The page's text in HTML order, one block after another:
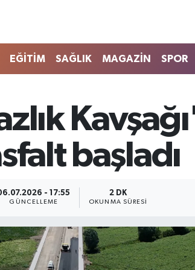
EĞİTİM SAĞLIK MAGAZİN SPOR
başladı
- 17:55
GÜNCELLEME
2 DK
OKUNMA SÜRESI